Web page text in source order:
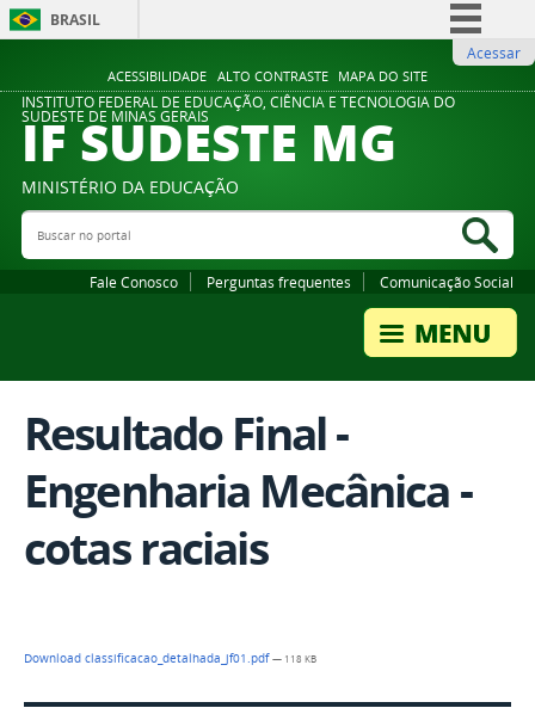
ACESSIBILIDADE ALTO CONTRASTE MAPA DO SITE
BRASIL
Comunica BR
Participe
Legislação
Acessar
INSTITUTO FEDERAL DE EDUCAÇÃO, CIÊNCIA E TECNOLOGIA DO
SUDESTE DE MINAS GERAIS
IF SUDESTE MG
MINISTÉRIO DA EDUCAÇÃO
Buscar no portal
Fale Conosco Perguntas frequentes Comunicação Social
Resultado Final -
Engenharia Mecânica -
cotas raciais
Download classificacao_detalhada_jf01.pdf— 118 KB